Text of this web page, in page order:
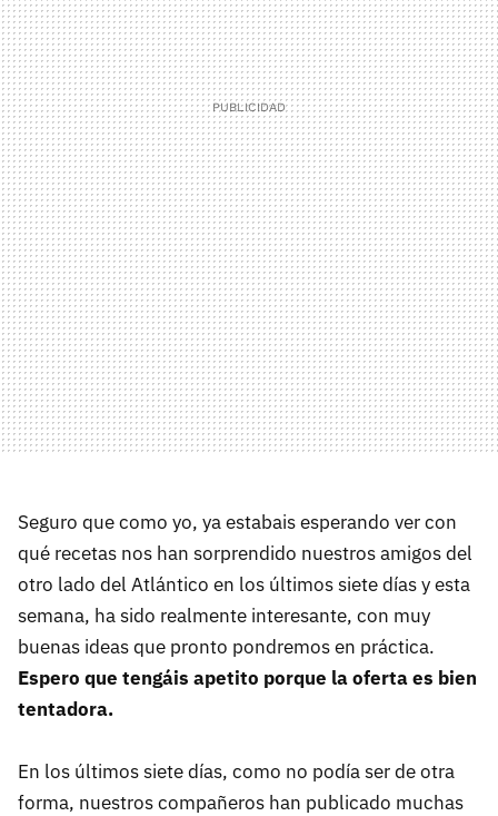
Seguro que como yo, ya estabais esperando ver con
qué recetas nos han sorprendido nuestros amigos del
otro lado del Atlántico en los últimos siete días y esta
semana, ha sido realmente interesante, con muy
buenas ideas que pronto pondremos en práctica.
Espero que tengáis apetito porque la oferta es bien
tentadora.
En los últimos siete días, como no podía ser de otra
forma, nuestros compañeros han publicado muchas